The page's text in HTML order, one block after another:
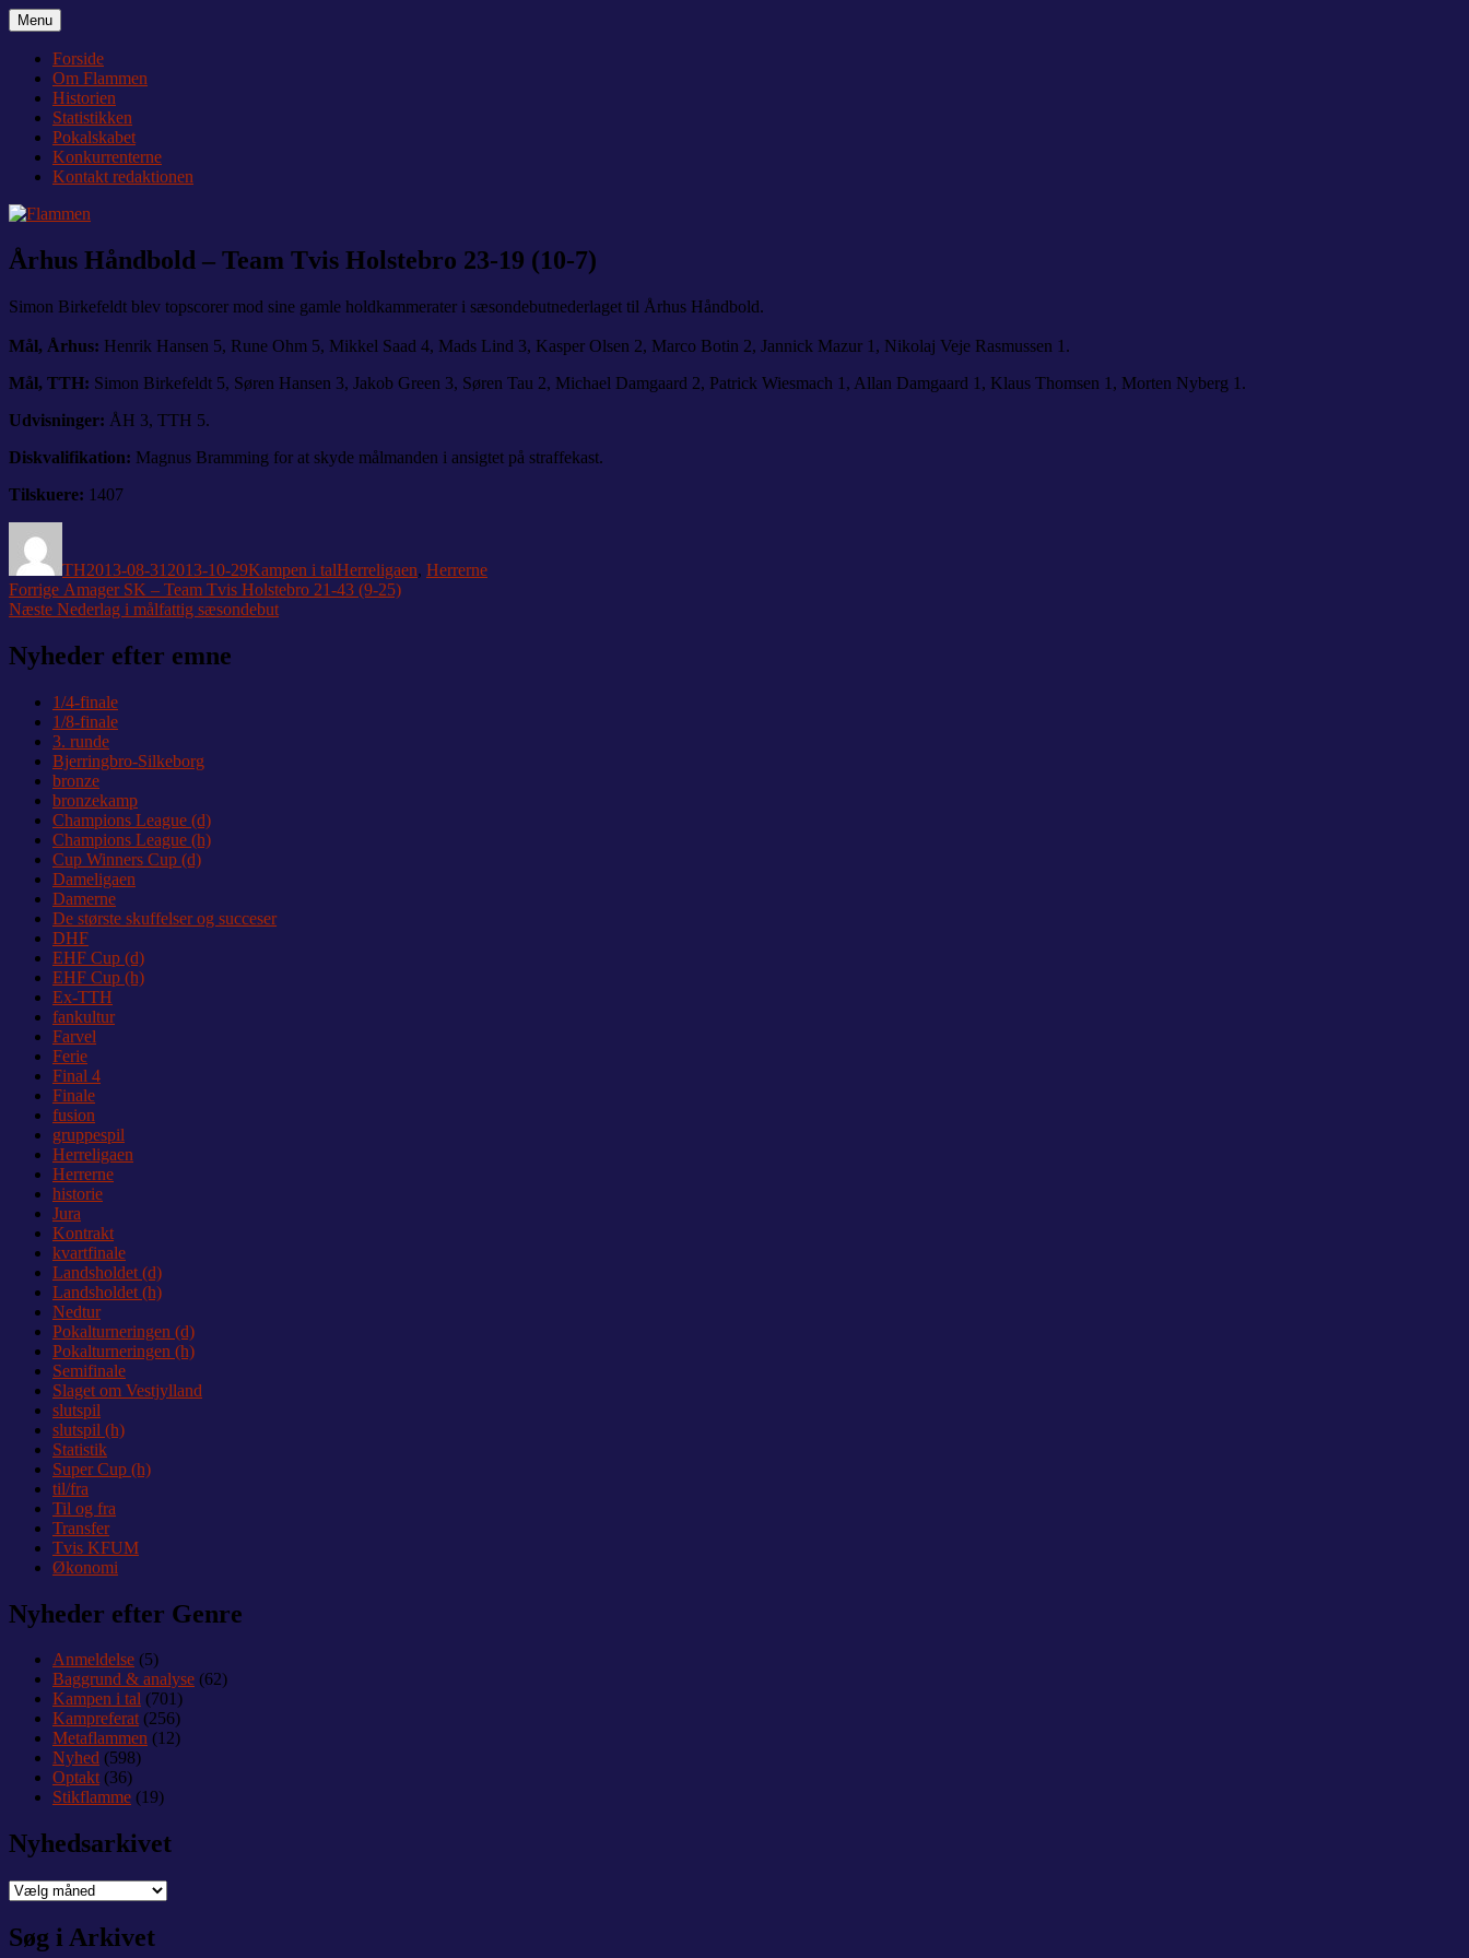
Videre
til
indhold
Flammen
Nyheder og debat om Team Tvis Holstebro
Menu
Forside
Om Flammen
Historien
Statistikken
Pokalskabet
Konkurrenterne
Kontakt redaktionen
Århus Håndbold – Team Tvis Holstebro 23-19 (10-7)
Simon Birkefeldt blev topscorer mod sine gamle holdkammerater i sæsondebutnederlaget til Århus Håndbold.
Mål, Århus: Henrik Hansen 5, Rune Ohm 5, Mikkel Saad 4, Mads Lind 3, Kasper Olsen 2, Marco Botin 2, Jannick Mazur 1, Nikolaj Veje Rasmussen 1.
Mål, TTH: Simon Birkefeldt 5, Søren Hansen 3, Jakob Green 3, Søren Tau 2, Michael Damgaard 2, Patrick Wiesmach 1, Allan Damgaard 1, Klaus Thomsen 1, Morten Nyberg 1.
Udvisninger: ÅH 3, TTH 5.
Diskvalifikation: Magnus Bramming for at skyde målmanden i ansigtet på straffekast.
Tilskuere: 1407
TH2013-08-31 2013-10-29Kampen i talHerreligaen, Herrerne
Indlægsnavigation
Forrige Forrige
indlæg:
Amager SK – Team Tvis Holstebro 21-43 (9-25)
Næste Næste
Nederlag i målfattig sæsondebut
Nyheder efter emne
1/4-finale
1/8-finale
3. runde
Bjerringbro-Silkeborg
bronze
bronzekamp
Champions League (d)
Champions League (h)
Cup Winners Cup (d)
Dameligaen
Damerne
De største skuffelser og succeser
DHF
EHF Cup (d)
EHF Cup (h)
Ex-TTH
fankultur
Farvel
Ferie
Final 4
Finale
fusion
gruppespil
Herreligaen
Herrerne
historie
Jura
Kontrakt
kvartfinale
Landsholdet (d)
Landsholdet (h)
Nedtur
Pokalturneringen (d)
Pokalturneringen (h)
Semifinale
Slaget om Vestjylland
slutspil
slutspil (h)
Statistik
Super Cup (h)
til/fra
Til og fra
Transfer
Tvis KFUM
Økonomi
Nyheder efter Genre
Anmeldelse (5)
Baggrund & analyse (62)
Kampen i tal (701)
Kampreferat(256)
Metaflammen (12)
Nyhed (598)
Optakt(36)
Stikflamme (19)
Nyhedsarkivet
Nyhedsarkivet
Søg i Arkivet